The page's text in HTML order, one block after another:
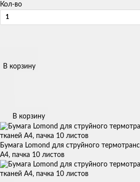
Кол-во
В корзину
В корзину
Бумага Lomond для струйного
А4, пачка 10 листов